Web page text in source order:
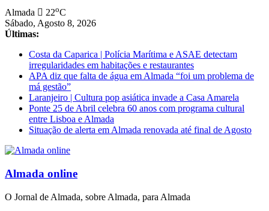
Saltar
para
conteúdo
Almada 22oC
Sábado, Agosto 8, 2026
Últimas:
Costa da Caparica | Polícia Marítima e ASAE detectam
irregularidades em habitações e restaurantes
APA diz que falta de água em Almada “foi um problema de
má gestão”
Laranjeiro | Cultura pop asiática invade a Casa Amarela
Ponte 25 de Abril celebra 60 anos com programa cultural
entre Lisboa e Almada
Situação de alerta em Almada renovada até final de Agosto
Almada online
O Jornal de Almada, sobre Almada, para Almada